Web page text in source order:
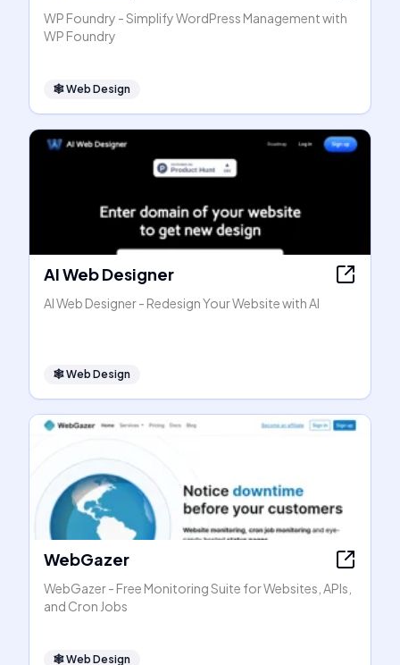
WP Foundry - Simplify WordPress Management with
WP Foundry
🕸Web Design
AI Web Designer
AI Web Designer - Redesign Your Website with AI
🕸Web Design
WebGazer
WebGazer - Free Monitoring Suite for Websites, APIs,
and Cron Jobs
🕸Web Design